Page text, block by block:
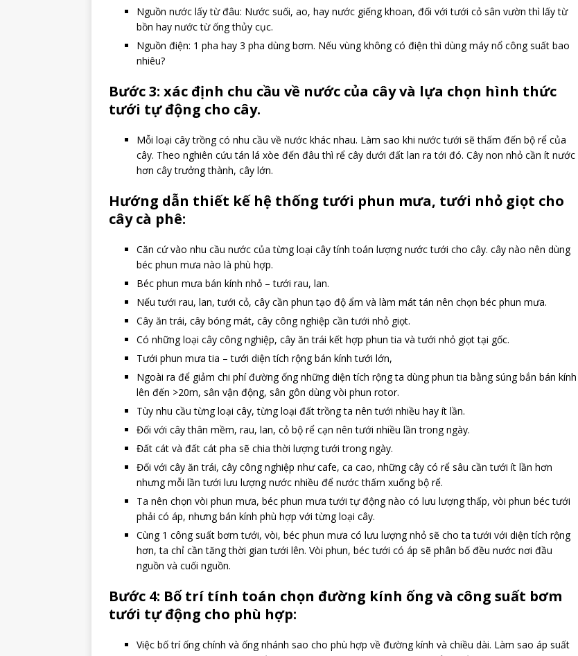
Nguồn nước lấy từ đâu: Nước suối, ao, hay nước giếng khoan, đối với tưới cỏ sân vườn thì lấy từ
bồn hay nước từ ống thủy cục.
Nguồn điện: 1 pha hay 3 pha dùng bơm. Nếu vùng không có điện thì dùng máy nổ công suất bao
nhiêu?
Bước 3: xác định chu cầu về nước của cây và lựa chọn hình thức
tưới tự động cho cây.
Mỗi loại cây trồng có nhu cầu về nước khác nhau. Làm sao khi nước tưới sẽ thấm đến bộ rể của
cây. Theo nghiên cứu tán lá xòe đến đâu thì rể cây dưới đất lan ra tới đó. Cây non nhỏ cần ít nước
hơn cây trưởng thành, cây lớn.
Hướng dẫn thiết kế hệ thống tưới phun mưa, tưới nhỏ giọt cho
cây cà phê:
Căn cứ vào nhu cầu nước của từng loại cây tính toán lượng nước tưới cho cây. cây nào nên dùng
béc phun mưa nào là phù hợp.
Béc phun mưa bán kính nhỏ – tưới rau, lan.
Nếu tưới rau, lan, tưới cỏ, cây cần phun tạo độ ẩm và làm mát tán nên chọn béc phun mưa.
Cây ăn trái, cây bóng mát, cây công nghiệp cần tưới nhỏ giọt.
Có những loại cây công nghiệp, cây ăn trái kết hợp phun tia và tưới nhỏ giọt tại gốc.
Tưới phun mưa tia – tưới diện tích rộng bán kính tưới lớn,
Ngoài ra để giảm chi phí đường ống những diện tích rộng ta dùng phun tia bằng súng bắn bán kính
lên đến >20m, sân vận động, sân gôn dùng vòi phun rotor.
Tùy nhu cầu từng loại cây, từng loại đất trồng ta nên tưới nhiều hay ít lần.
Đối với cây thân mềm, rau, lan, cỏ bộ rể cạn nên tưới nhiều lần trong ngày.
Đất cát và đất cát pha sẽ chia thời lượng tưới trong ngày.
Đối với cây ăn trái, cây công nghiệp như cafe, ca cao, những cây có rể sâu cần tưới ít lần hơn
nhưng mỗi lần tưới lưu lượng nước nhiều để nước thấm xuống bộ rể.
Ta nên chọn vòi phun mưa, béc phun mưa tưới tự động nào có lưu lượng thấp, vòi phun béc tưới
phải có áp, nhưng bán kính phù hợp với từng loại cây.
Cùng 1 công suất bơm tưới, vòi, béc phun mưa có lưu lượng nhỏ sẽ cho ta tưới với diện tích rộng
hơn, ta chỉ cần tăng thời gian tưới lên. Vòi phun, béc tưới có áp sẽ phân bố đều nước nơi đầu
nguồn và cuối nguồn.
Bước 4: Bố trí tính toán chọn đường kính ống và công suất bơm
tưới tự động cho phù hợp:
Việc bố trí ống chính và ống nhánh sao cho phù hợp về đường kính và chiều dài. Làm sao áp suất